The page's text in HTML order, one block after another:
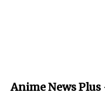
Anime News Plus